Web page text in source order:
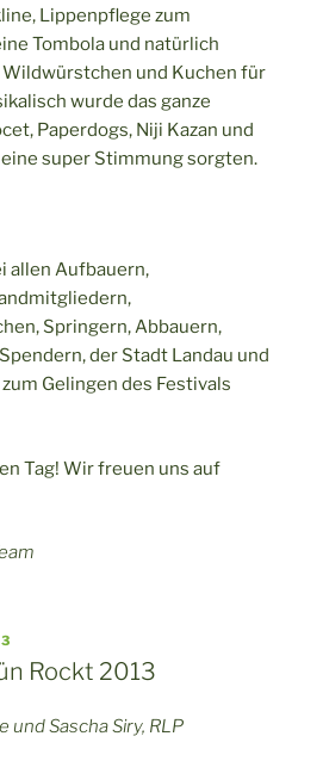
Lippenpflege zum
Tombola und natürlich
Wildwürstchen und Kuchen für
wurde das ganze
Paperdogs, Niji Kazan und
super Stimmung sorgten.
allen Aufbauern,
Springern, Abbauern,
der Stadt Landau und
Gelingen des Festivals
Tag! Wir freuen uns auf
Rockt 2013
und Sascha Siry, RLP